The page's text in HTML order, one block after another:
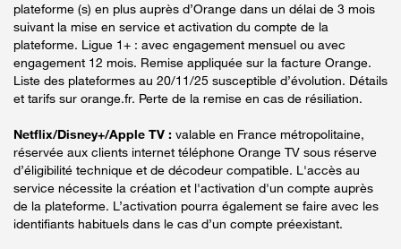
plateforme (s) en plus auprès d’Orange dans un délai de 3 mois
suivant la mise en service et activation du compte de la
plateforme. Ligue 1+ : avec engagement mensuel ou avec
engagement 12 mois. Remise appliquée sur la facture Orange.
Liste des plateformes au 20/11/25 susceptible d’évolution. Détails
et tarifs sur orange.fr. Perte de la remise en cas de résiliation.
Netflix/Disney+/Apple TV : valable en France métropolitaine,
réservée aux clients internet téléphone Orange TV sous réserve
d’éligibilité technique et de décodeur compatible. L'accès au
service nécessite la création et l'activation d'un compte auprès
de la plateforme. L’activation pourra également se faire avec les
identifiants habituels dans le cas d’un compte préexistant.